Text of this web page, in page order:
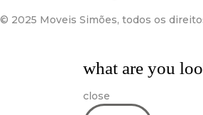
© 2025 Moveis Simões, todos os
what are you
close